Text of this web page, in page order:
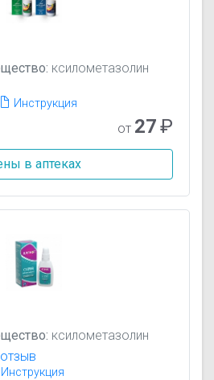
ксилометазолин
Инструкция
от 27₽
в аптеках
ксилометазолин
Инструкция